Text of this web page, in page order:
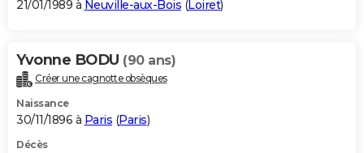
21/01/1989 à Neuville-aux-Bois (Loiret)
Yvonne BODU (90 ans)
Créer une cagnotte obsèques
Naissance
30/11/1896 à Paris (Paris)
Décès